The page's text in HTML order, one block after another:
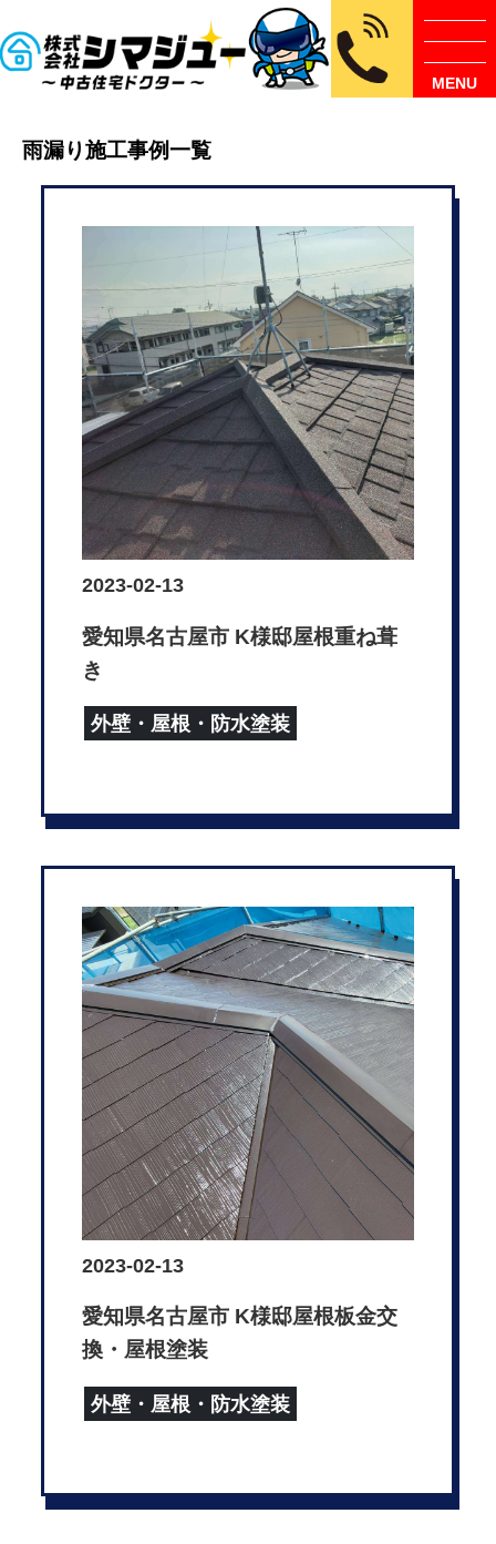
MENU
雨漏り施工事例一覧
2023-02-13
愛知県名古屋市 K様邸屋根重ね葺
き
外壁・屋根・防水塗装
2023-02-13
愛知県名古屋市 K様邸屋根板金交
換・屋根塗装
外壁・屋根・防水塗装